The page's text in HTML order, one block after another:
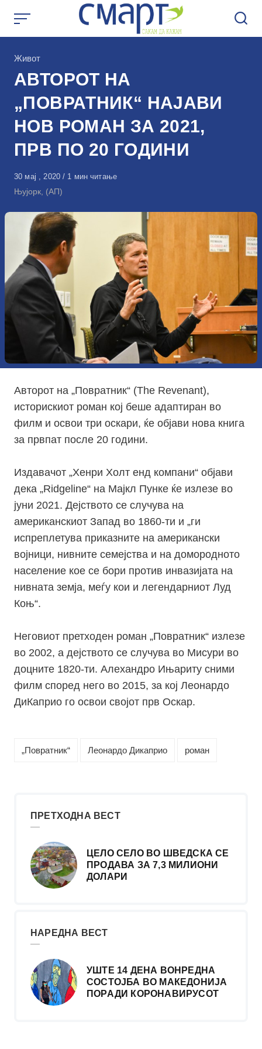
КАтегорија
Живот
АВТОРОТ НА
„ПОВРАТНИК“ НАЈАВИ
НОВ РОМАН ЗА 2021,
ПРВ ПО 20 ГОДИНИ
Објавено
на
30 мај , 2020 1 мин читање
Њујорк, (АП)
Авторот на „Повратник“ (The Revenant),
историскиот роман кој беше адаптиран во
филм и освои три оскари, ќе објави нова книга
за првпат после 20 години.
Издавачот „Хенри Холт енд компани“ објави
дека „Ridgeline“ на Мајкл Пунке ќе излезе во
јуни 2021. Дејството се случува на
американскиот Запад во 1860-ти и „ги
испреплетува приказните на американски
војници, нивните семејства и на домородното
население кое се бори против инвазијата на
нивната земја, меѓу кои и легендарниот Луд
Коњ“.
Неговиот претходен роман „Повратник“ излезе
во 2002, а дејството се случува во Мисури во
доцните 1820-ти. Алехандро Ињариту сними
филм според него во 2015, за кој Леонардо
ДиКаприо го освои својот прв Оскар.
„Повратник“ Леонардо Дикаприо роман
ПРЕТХОДНА ВЕСТ
ЦЕЛО СЕЛО ВО ШВЕДСКА СЕ
ПРОДАВА ЗА 7,3 МИЛИОНИ
ДОЛАРИ
НАРЕДНА ВЕСТ
УШТЕ 14 ДЕНА ВОНРЕДНА
СОСТОЈБА ВО МАКЕДОНИЈА
ПОРАДИ КОРОНАВИРУСОТ